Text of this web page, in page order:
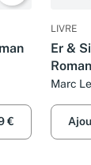
€
LIVRE
Er &
Roman
Marc